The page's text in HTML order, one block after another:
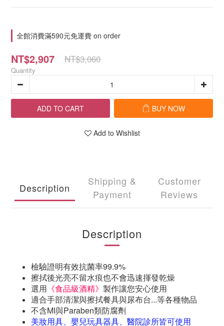
全館消費滿590元免運費 on order
NT$2,907 NT$3,060
Quantity
ADD TO CART BUY NOW
Add to Wishlist
Description
Shipping &
Payment
Customer
Reviews
Description
檢驗證明有效抗菌率99.9%
擦拭後光亮不留水痕也不會迅速揮發乾燥
選用 《食品級酒精》 製作讓您安心使用
適合手部清潔與擦拭餐具與尿布台...等各種物品
不含MI與Paraben類防腐劑
美妝用具、嬰兒玩具器具、醫院診所皆可使用